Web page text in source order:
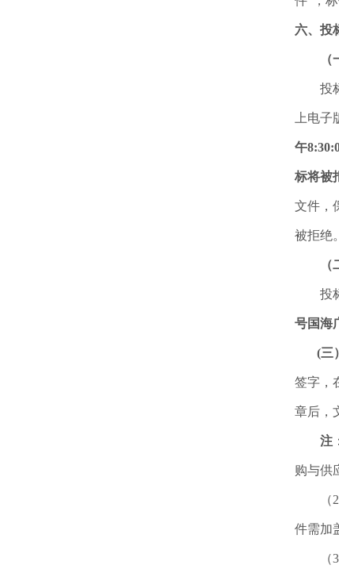
六、投
投
上电
午
标将被
文件，
被拒绝。
投
号国海
(三
签字，
章后，
注
购与供
（
件需加
（